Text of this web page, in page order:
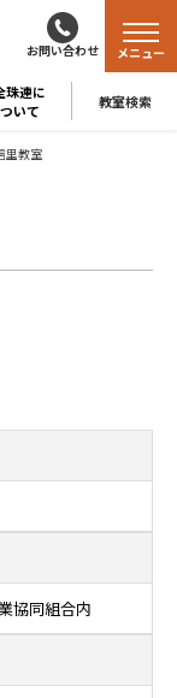
お問い合わせ
珠連に
ついて
教室検索
メニュー
里教室
協同組合内